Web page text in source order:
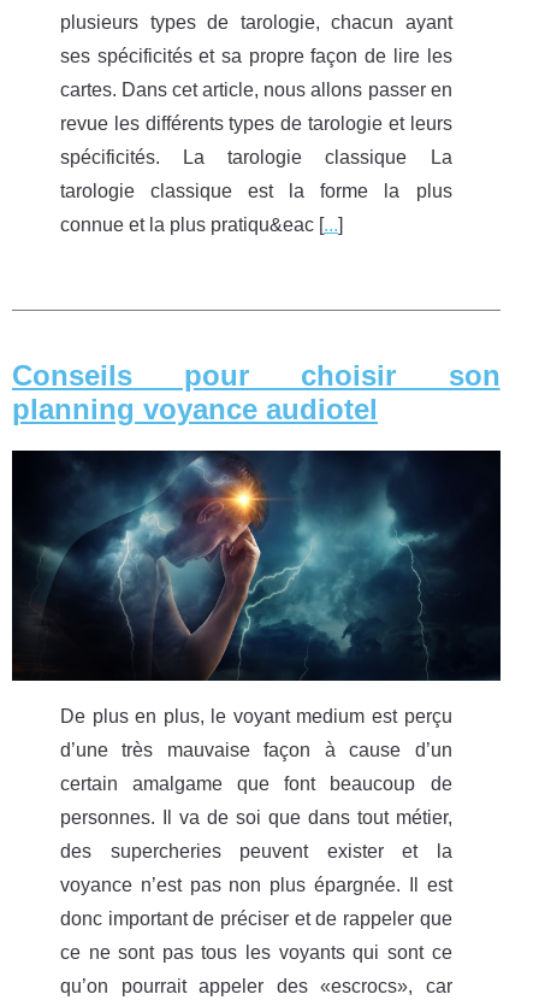
plusieurs types de tarologie, chacun ayant
ses spécificités et sa propre façon de lire les
cartes. Dans cet article, nous allons passer en
revue les différents types de tarologie et leurs
spécificités. La tarologie classique La
tarologie classique est la forme la plus
connue et la plus pratiqu&eac [...]
Conseils pour choisir son
planning voyance audiotel
De plus en plus, le voyant medium est perçu
d’une très mauvaise façon à cause d’un
certain amalgame que font beaucoup de
personnes. Il va de soi que dans tout métier,
des supercheries peuvent exister et la
voyance n’est pas non plus épargnée. Il est
donc important de préciser et de rappeler que
ce ne sont pas tous les voyants qui sont ce
qu’on pourrait appeler des «escrocs», car